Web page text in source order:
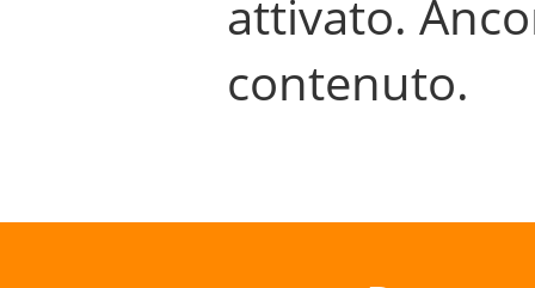
attivato.
contenuto.